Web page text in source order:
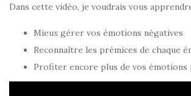
Dans cette vidéo, je voudrais vous
Mieux gérer vos émotions négatives
Reconnaître les prémices de chaque
Profiter encore plus de vos émotions